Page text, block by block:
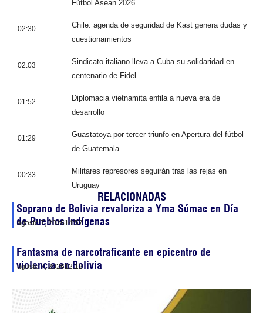
Fútbol Asean 2026
02:30
Chile: agenda de seguridad de Kast genera dudas y
cuestionamientos
02:03
Sindicato italiano lleva a Cuba su solidaridad en
centenario de Fidel
01:52
Diplomacia vietnamita enfila a nueva era de
desarrollo
01:29
Guastatoya por tercer triunfo en Apertura del fútbol
de Guatemala
00:33
Militares represores seguirán tras las rejas en
Uruguay
RELACIONADAS
Soprano de Bolivia revaloriza a Yma Súmac en Día
de Pueblos Indígenas
agosto 7, 202614:57
Fantasma de narcotraficante en epicentro de
violencia en Bolivia
agosto 7, 202612:12